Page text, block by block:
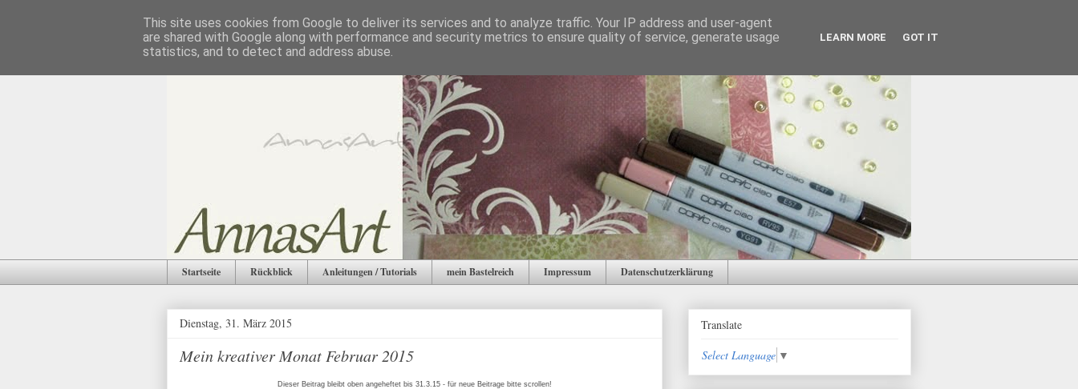
Startseite Rückblick Anleitungen / Tutorials mein Bastelreich Impressum Datenschutzerklärung
Dienstag, 31. März 2015
Mein kreativer Monat Februar 2015
Dieser Beitrag bleibt oben angeheftet bis 31.3.15 - für neue Beitrage bitte scrollen!
Translate
Select Language ▼
This site uses cookies from Google to deliver its services and to analyze traffic. Your IP address and user-agent
are shared with Google along with performance and security metrics to ensure quality of service, generate usage
statistics, and to detect and address abuse.
LEARN MORE GOT IT